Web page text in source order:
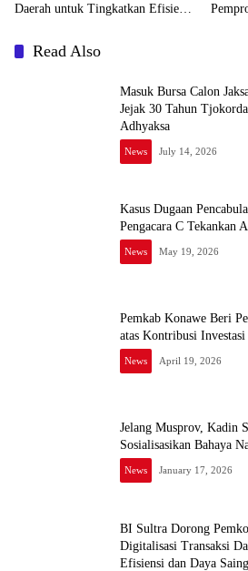
Daerah untuk Tingkatkan Efisiensi
Read Also
Masuk Bursa Calon
Jejak 30 Tahun
Adhyaksa
News July 14, 2026
Kasus Dugaan
Pengacara C Tekankan
News May 19, 2026
Pemkab Konawe Beri
atas Kontribusi
News April 19, 2026
Jelang Musprov, Kadin
Sosialisasikan Bahaya
News January 17, 2026
BI Sultra Dorong
Digitalisasi Transaksi
Efisiensi dan Daya Saing